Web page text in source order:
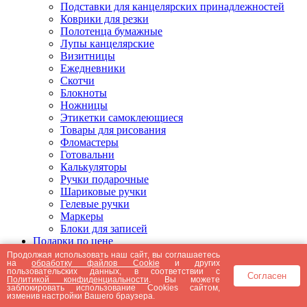
Подставки для канцелярских принадлежностей
Коврики для резки
Полотенца бумажные
Лупы канцелярские
Визитницы
Ежедневники
Скотчи
Блокноты
Ножницы
Этикетки самоклеющиеся
Товары для рисования
Фломастеры
Готовальни
Калькуляторы
Ручки подарочные
Шариковые ручки
Гелевые ручки
Маркеры
Блоки для записей
Подарки по цене
Подарки от 5000 рублей
Подарки до 5000 рублей
Подарки до 3000 рублей
Подарки до 2000 рублей
Подарки до 1000 рублей
Продолжая использовать наш сайт, вы соглашаетесь
наобработку файлов Cookie и других
пользовательских данных, в соответствии с
Политикой конфиденциальности . Вы можете
заблокировать использование Cookies сайтом,
изменив настройки Вашего браузера.
Согласен